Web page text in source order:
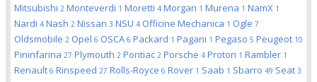
Mitsubishi 2 Monteverdi 1 Moretti 4 Morgan 1 Murena 1 NamX 1
Nardi 4 Nash 2 Nissan 3 NSU 4 Officine Mechanica 1 Ogle 7
Oldsmobile 2 Opel 6 OSCA 6 Packard 1 Pagani 1 Pegaso 5 Peugeot 10
Pininfarina 27 Plymouth 2 Pontiac 2 Porsche 4 Proton 1 Rambler 1
Renault 6 Rinspeed 27 Rolls-Royce 6 Rover 1 Saab 1 Sbarro 49 Seat 3